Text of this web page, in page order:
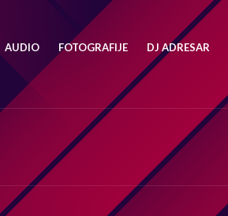
AUDIO FOTOGRAFIJE DJ ADRESAR